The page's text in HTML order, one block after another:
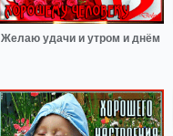
Желаю удачи и утром и днём